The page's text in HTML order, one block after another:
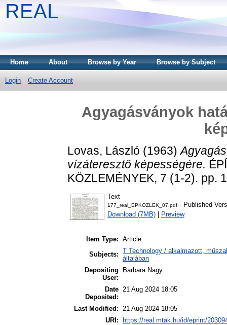
REAL
Home About Browse by Year Browse by Subject
Login Create Account
Agyagásványok
Lovas, László (1963)
vízáteresztő képességére.
KÖZLEMÉNYEK, 7 (1-2). pp.
Text
177_real_EPKOZLEK_07.pdf - Published
Download (7MB)
Preview
Item Type: Article
Subjects: T Technology / alkalmazott,
általában
Depositing
User:
Barbara Nagy
Date
Deposited:
21 Aug 2024 18:05
Last Modified: 21 Aug 2024 18:05
URI:
https://real.mtak.hu/id/eprint/